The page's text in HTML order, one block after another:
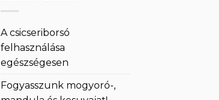
A csicseriborsó
felhasználása
egészségesen
Fogyasszunk mogyoró-,